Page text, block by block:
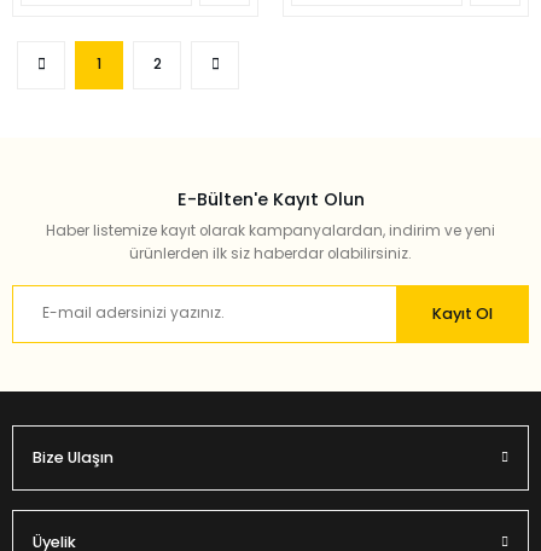
1 2
E-Bülten'e Kayıt Olun
Haber listemize kayıt olarak kampanyalardan, indirim ve yeni
ürünlerden ilk siz haberdar olabilirsiniz.
Kayıt Ol
Bize Ulaşın
Üyelik